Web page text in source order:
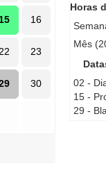
15 16
22 23
30
Horas
Mês
02 -
15 -
29 -